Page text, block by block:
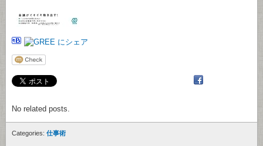
No related posts.
Categories: 仕事術